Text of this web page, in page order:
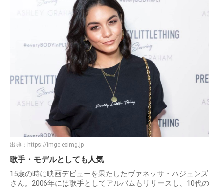
出典： https://imgc.eximg.jp
歌手・モデルとしても人気
15歳の時に映画デビューを果たしたヴァネッサ・ハジェンズ
さん。2006年には歌手としてアルバムもリリースし、10代の